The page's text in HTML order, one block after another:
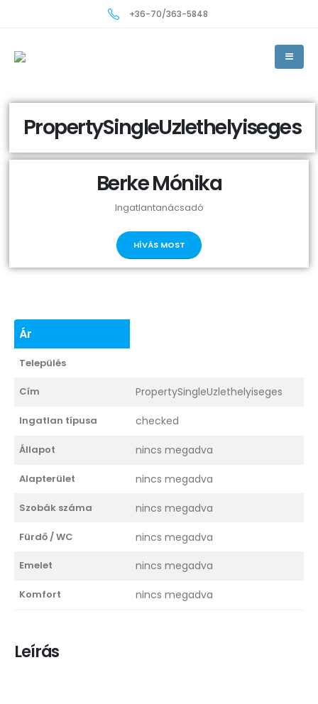
+36-70/363-5848
PropertySingleUzlethelyiseges
Berke Mónika
Ingatlantanácsadó
HÍVÁS MOST
Ár
Település
Cím PropertySingleUzlethelyiseges
Ingatlan típusa checked
Állapot
Alapterület
Szobák száma
Fürdő / WC
Emelet
Komfort
nincs megadva
nincs megadva
nincs megadva
nincs megadva
nincs megadva
nincs megadva
Leírás